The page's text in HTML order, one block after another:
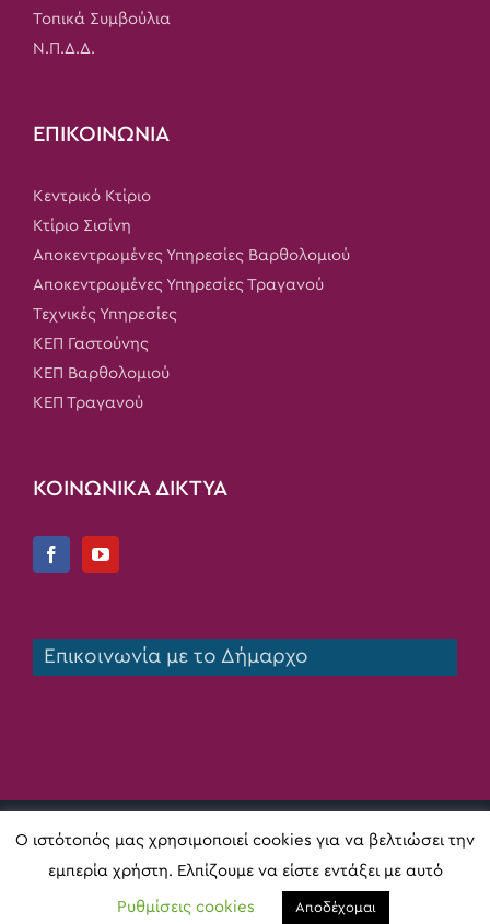
Τοπικά Συμβούλια
Ν.Π.Δ.Δ.
ΕΠΙΚΟΙΝΩΝΙΑ
Κεντρικό Κτίριο
Κτίριο Σισίνη
Αποκεντρωμένες Υπηρεσίες Βαρθολομιού
Αποκεντρωμένες Υπηρεσίες Τραγανού
Τεχνικές Υπηρεσίες
ΚΕΠ Γαστούνης
ΚΕΠ Βαρθολομιού
ΚΕΠ Τραγανού
ΚΟΙΝΩΝΙΚΑ ΔΙΚΤΥΑ
Επικοινωνία με το Δήμαρχο
Copyright 2020 Δήμος Πηνειού | All Rights Reserved |
Κατασκευή ιστοσελίδαςDigital Act
Facebook
X InstagramPinterest
Ο ιστότοπός μας χρησιμοποιεί cookies για να βελτιώσει την
εμπερία χρήστη. Ελπίζουμε να είστε εντάξει με αυτό
Ρυθμίσεις cookies Αποδέχομαι